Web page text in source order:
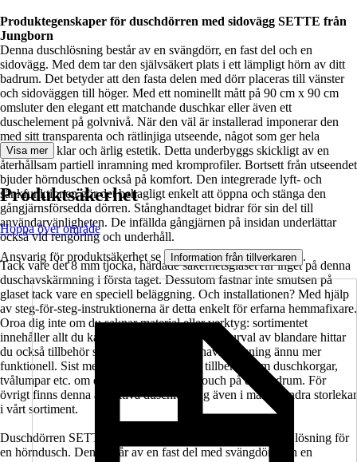
Produktegenskaper för duschdörren med sidovägg SETTE från
Jungborn
Denna duschlösning består av en svängdörr, en fast del och en
sidovägg. Med dem tar den självsäkert plats i ett lämpligt hörn av ditt
badrum. Det betyder att den fasta delen med dörr placeras till vänster
och sidoväggen till höger. Med ett nominellt mått på 90 cm x 90 cm
omsluter den elegant ett matchande duschkar eller även ett
duschelement på golvnivå. När den väl är installerad imponerar den
med sitt transparenta och rätlinjiga utseende, något som ger hela
rummet en klar och ärlig estetik. Detta underbyggs skickligt av en
återhållsam partiell inramning med kromprofiler. Bortsett från utseendet
bjuder hörnduschen också på komfort. Den integrerade lyft- och
sänkfunktionen gör det behagligt enkelt att öppna och stänga den
gångjärnsförsedda dörren. Stånghandtaget bidrar för sin del till
användarvänligheten. De infällda gångjärnen på insidan underlättar
också vid rengöring och underhåll.
Tack vare det 8 mm tjocka, härdade säkerhetsglaset rår inget på denna
duschavskärmning i första taget. Dessutom fastnar inte smutsen på
glaset tack vare en speciell beläggning. Och installationen? Med hjälp
av steg-för-steg-instruktionerna är detta enkelt för erfarna hemmafixare.
Oroa dig inte om du saknar material eller verktyg: sortimentet
innehåller allt du kan behöva. Utöver ett brett urval av blandare hittar
du också tillbehör som gör din nya duschavskärmning ännu mer
funktionell. Sist men inte minst finns det tillbehör som duschkorgar,
tvålumpar etc. om du vill lägga en sista touch på ditt badrum. För
övrigt finns denna attraktiva duschlösning även i många andra storlekar
i vårt sortiment.
Duschdörren SETTE från Jungborn är en platsbesparande lösning för
en hörndusch. Den består av en fast del med svängdörr och en
Visa mer
Produktsäkerhet
Hoppa över område
Ansvarig för produktsäkerhet se Information från tillverkaren .